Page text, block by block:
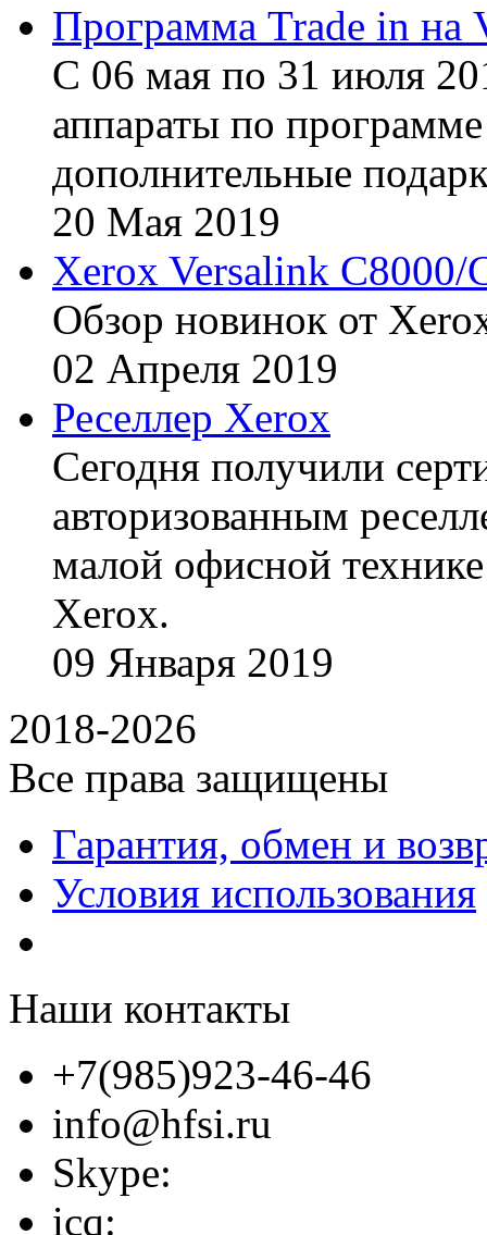
Программа Trade in на
С 06 мая по 31 июля
аппараты по
дополнительные
20 Мая 2019
Xerox Versalink C8000/
Обзор новинок от
02 Апреля 2019
Реселлер Xerox
Сегодня получили
авторизованным
малой офисной
Xerox.
09 Января 2019
2018-2026
Все права защищены
Гарантия, обмен и
Условия использования
Наши контакты
+7(985)923-46-46
info@hfsi.ru
Skype:
icq: